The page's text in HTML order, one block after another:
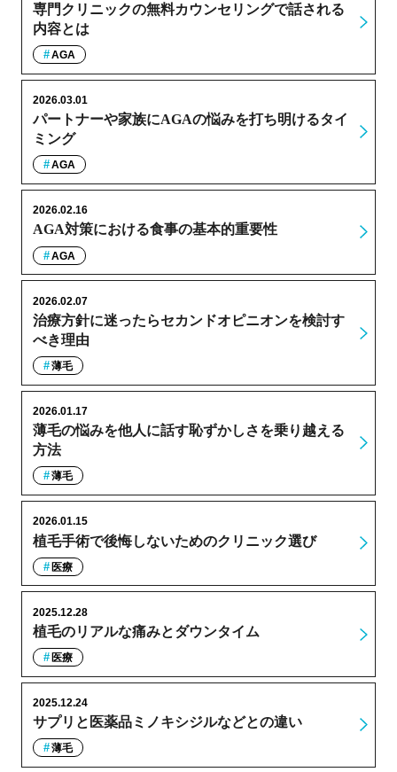
専門クリニックの無料カウンセリングで話される
内容とは
AGA
パートナーや家族にAGAの悩みを打ち明けるタイ
ミング
2026.03.01
AGA
AGA対策における食事の基本的重要性
2026.02.16
AGA
治療方針に迷ったらセカンドオピニオンを検討す
べき理由
2026.02.07
薄毛
薄毛の悩みを他人に話す恥ずかしさを乗り越える
方法
2026.01.17
薄毛
植毛手術で後悔しないためのクリニック選び
2026.01.15
医療
植毛のリアルな痛みとダウンタイム
2025.12.28
医療
サプリと医薬品ミノキシジルなどとの違い
2025.12.24
薄毛